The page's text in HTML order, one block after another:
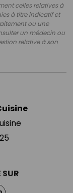
celles relatives à
à titre indicatif et
ou une
un médecin ou
relative à son